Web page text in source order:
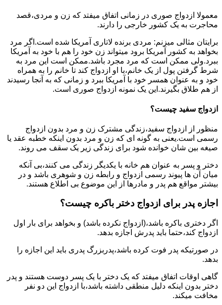
معمولا ازدواج صوری در زمانی اتفاق میفتد که زن و مردی،قصد
محاجرت به یک کشور خارجی را دارند.
برایتان مثالی میزنم: مردی برنده لاتاری آمریکا شده است.اگر مرد
بخواهد به کشور آمریکا برود میتواند زن خود را هم با خود به آمریکا
ببرد.ولی ممکن است که مرد مجرد باشد.ممکن است این مرد به
شرط گرفتن پول از یک خانم،با او ازدواج کند تا خانم را به همراه
خود و به عنوان همسر خود با آمریکا ببرد و زمانی که به آنجا رسیدند
از هم طلاق بگیرند.این یک نمونه ازدواج صوری است.
ازدواج سفید چیست؟
منظور از ازدواج سفید،زندگی مشترک زن و مرد بدون ازدواج
رسمی است.یعنی به گونه ای که زن و مرد بدون اینکه خطبه عقد یا
صیغه بین شان خوانده شود برای زندگی زیر یک سقف می روند.
دختر و پسر به عنوان هم خانه با یکدیگر زندگی می کنند،بی آنکه
میان آن ها پیوند رسمی ازدواج و رابطه زن و شوهری باشد و در
بیشتر مواقع هم پدر و مادرها از این موضوع بی اطلاع هستند.
اجازه پدر برای ازدواج دختر باکره چیست؟
اگر دختری باکره باشد،(ازدواج نکرده باشد) و بخواهد برای بار اول
ازدواج کند،حتما باید پدرش اجازه بدهد.
در صورتیکه پدر فوت کرده باشد،پدربزرگ پدری باید این اجازه را
بدهد.
گاهی اوقات اتفاق میفتد که یک دختر با یک پسر دوست هستند و پدر
دختر بدون اینکه دلیل منطقی داشته باشد،با ازدواج این دو نفر
مخافت میکند.